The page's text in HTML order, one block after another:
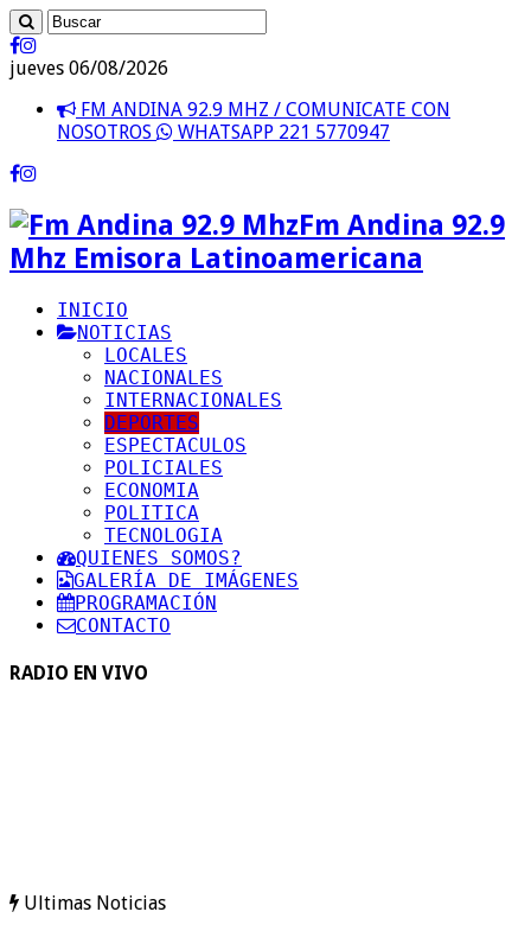
jueves 06/08/2026
FM ANDINA 92.9 MHZ / COMUNICATE CON
NOSOTROS
WHATSAPP 221 5770947
Fm Andina 92.9
Mhz Emisora Latinoamericana
INICIO
NOTICIAS
LOCALES
NACIONALES
INTERNACIONALES
DEPORTES
ESPECTACULOS
POLICIALES
ECONOMIA
POLITICA
TECNOLOGIA
QUIENES SOMOS?
GALERÍA DE IMÁGENES
PROGRAMACIÓN
CONTACTO
RADIO EN VIVO
Ultimas Noticias